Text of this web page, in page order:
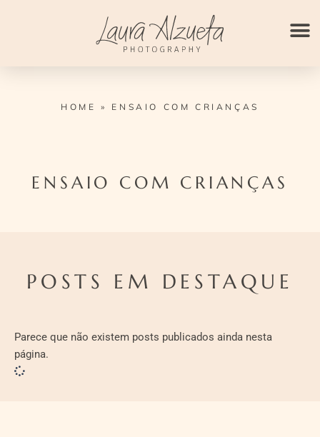
HOME » ENSAIO COM CRIANÇAS
ENSAIO COM CRIANÇAS
POSTS EM DESTAQUE
Parece que não existem posts publicados ainda nesta
página.